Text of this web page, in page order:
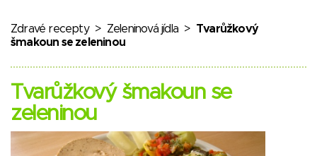
Zdravé recepty> Zeleninová jídla > Tvarůžkový
šmakoun se zeleninou
Tvarůžkový šmakoun se
zeleninou